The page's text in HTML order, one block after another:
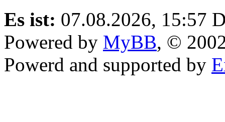
Es ist: 07.08.2026, 15:57
Powered by MyBB, ©
Powerd and supported by